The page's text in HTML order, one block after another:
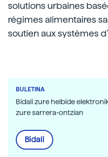
solutions urbaines
régimes alimentaires
soutien aux systèmes
BULETINA
Bidali zure helbide
zure sarrera-ontzian
Bidali